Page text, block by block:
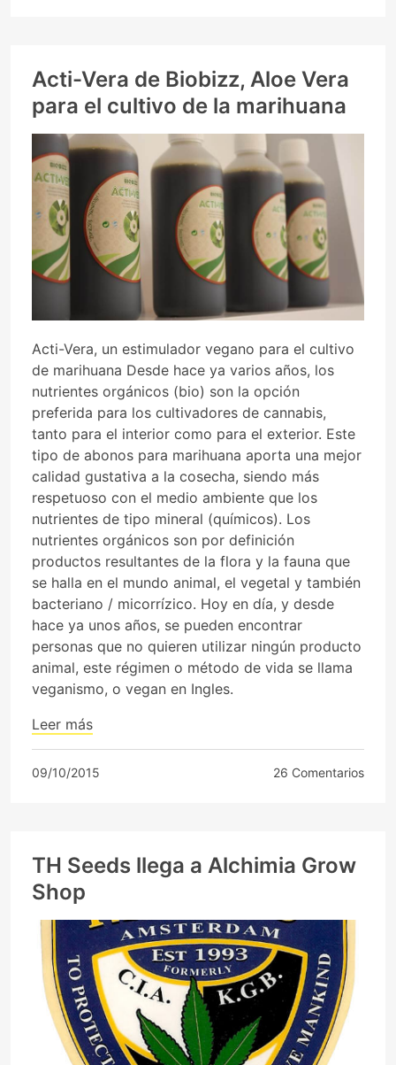
Acti-Vera de Biobizz, Aloe Vera
para el cultivo de la marihuana
Acti-Vera, un estimulador vegano para el cultivo
de marihuana Desde hace ya varios años, los
nutrientes orgánicos (bio) son la opción
preferida para los cultivadores de cannabis,
tanto para el interior como para el exterior. Este
tipo de abonos para marihuana aporta una mejor
calidad gustativa a la cosecha, siendo más
respetuoso con el medio ambiente que los
nutrientes de tipo mineral (químicos). Los
nutrientes orgánicos son por definición
productos resultantes de la flora y la fauna que
se halla en el mundo animal, el vegetal y también
bacteriano / micorrízico. Hoy en día, y desde
hace ya unos años, se pueden encontrar
personas que no quieren utilizar ningún producto
animal, este régimen o método de vida se llama
veganismo, o vegan en Ingles.
Leer más
09/10/2015 26 Comentarios
TH Seeds llega a Alchimia Grow
Shop